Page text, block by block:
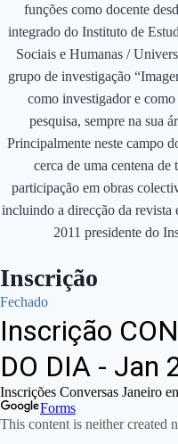
funções como docente
integrado do Instituto de
Sociais e Humanas /
grupo de investigação
como investigador e
pesquisa, sempre na sua
Principalmente neste campo
cerca de uma centena
participação em obras
incluindo a direcção da revista
2011 presidente do
Inscrição
Fechado